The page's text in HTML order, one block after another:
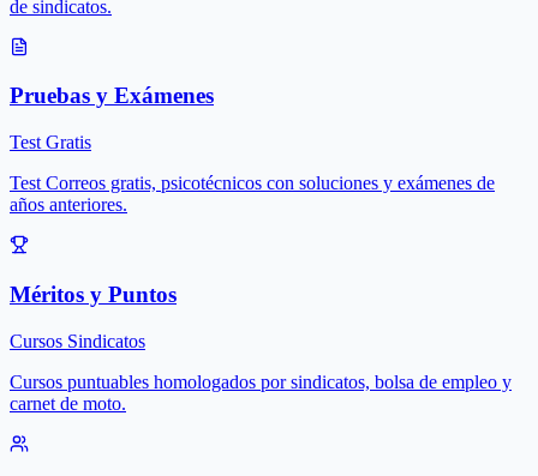
de sindicatos.
Pruebas y Exámenes
Test Gratis
Test Correos gratis, psicotécnicos con soluciones y exámenes de
años anteriores.
Méritos y Puntos
Cursos Sindicatos
Cursos puntuables homologados por sindicatos, bolsa de empleo y
carnet de moto.